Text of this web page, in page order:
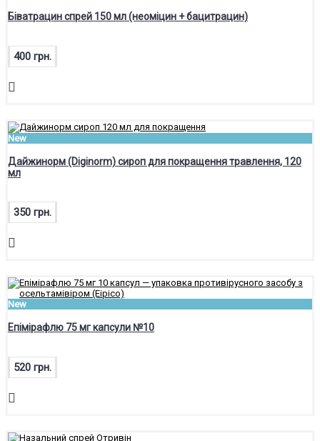
Біватрацин спрей 150 мл (неоміцин + бацитрацин)
400 грн.
New
Дайжинорм (Diginorm) сироп для покращення травлення, 120
мл
350 грн.
New
Епімірафлю 75 мг капсули №10
520 грн.